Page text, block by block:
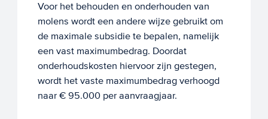
Voor het behouden en onderhouden van
molens wordt een andere wijze gebruikt om
de maximale subsidie te bepalen, namelijk
een vast maximumbedrag. Doordat
onderhoudskosten hiervoor zijn gestegen,
wordt het vaste maximumbedrag verhoogd
naar € 95.000 per aanvraagjaar.